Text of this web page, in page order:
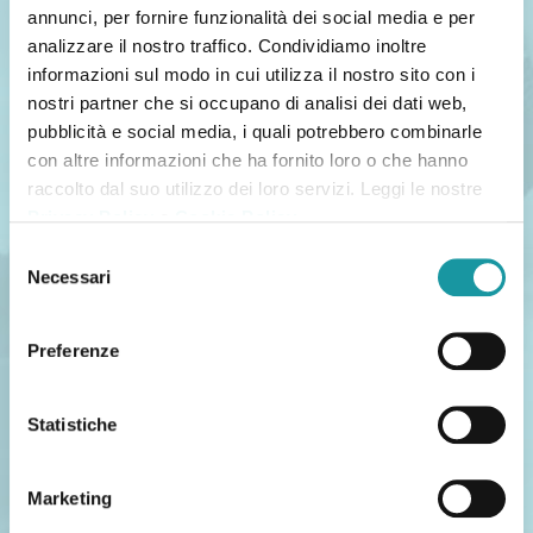
annunci, per fornire funzionalità dei social media e per
analizzare il nostro traffico. Condividiamo inoltre
informazioni sul modo in cui utilizza il nostro sito con i
nostri partner che si occupano di analisi dei dati web,
pubblicità e social media, i quali potrebbero combinarle
con altre informazioni che ha fornito loro o che hanno
raccolto dal suo utilizzo dei loro servizi. Leggi le nostre
delNecessari
Preferenze
Statistiche
Marketing
Konformitätserklärung
Betriebs- und
Wartungsanleitung komplett
mit Fotos, die das Lesen und
Abfragen erleichtern
Ersatzteile, die auch viele
verfügbar sind
Freundliches und
Verkaufspersonal